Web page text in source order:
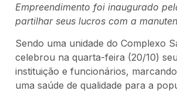
Empreendimento foi inaugurado
partilhar seus lucros com a
Sendo uma unidade do Complexo
celebrou na quarta-feira (20/10)
instituição e funcionários,
uma saúde de qualidade para a